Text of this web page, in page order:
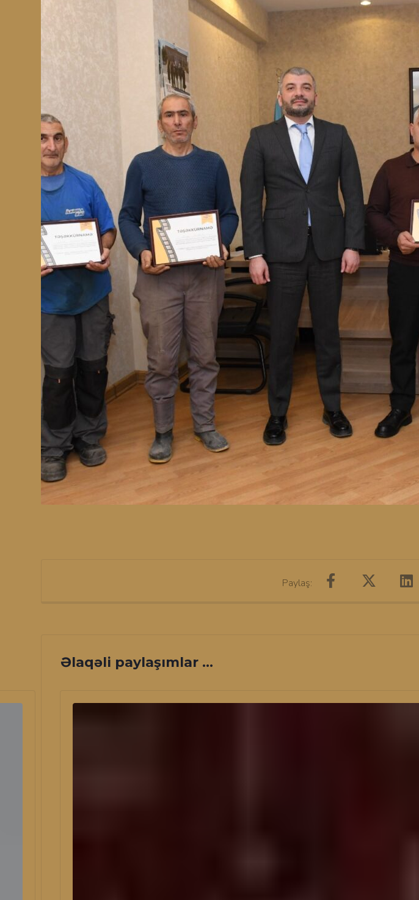
Əlaqəli paylaşımlar ...